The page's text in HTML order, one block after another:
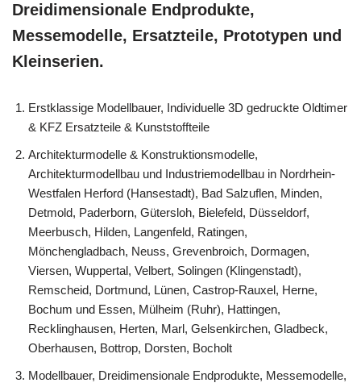
Dreidimensionale Endprodukte,
Messemodelle, Ersatzteile, Prototypen und
Kleinserien.
Erstklassige Modellbauer, Individuelle 3D gedruckte Oldtimer
& KFZ Ersatzteile & Kunststoffteile
Architekturmodelle & Konstruktionsmodelle,
Architekturmodellbau und Industriemodellbau in Nordrhein-
Westfalen Herford (Hansestadt), Bad Salzuflen, Minden,
Detmold, Paderborn, Gütersloh, Bielefeld, Düsseldorf,
Meerbusch, Hilden, Langenfeld, Ratingen,
Mönchengladbach, Neuss, Grevenbroich, Dormagen,
Viersen, Wuppertal, Velbert, Solingen (Klingenstadt),
Remscheid, Dortmund, Lünen, Castrop-Rauxel, Herne,
Bochum und Essen, Mülheim (Ruhr), Hattingen,
Recklinghausen, Herten, Marl, Gelsenkirchen, Gladbeck,
Oberhausen, Bottrop, Dorsten, Bocholt
Modellbauer, Dreidimensionale Endprodukte, Messemodelle,